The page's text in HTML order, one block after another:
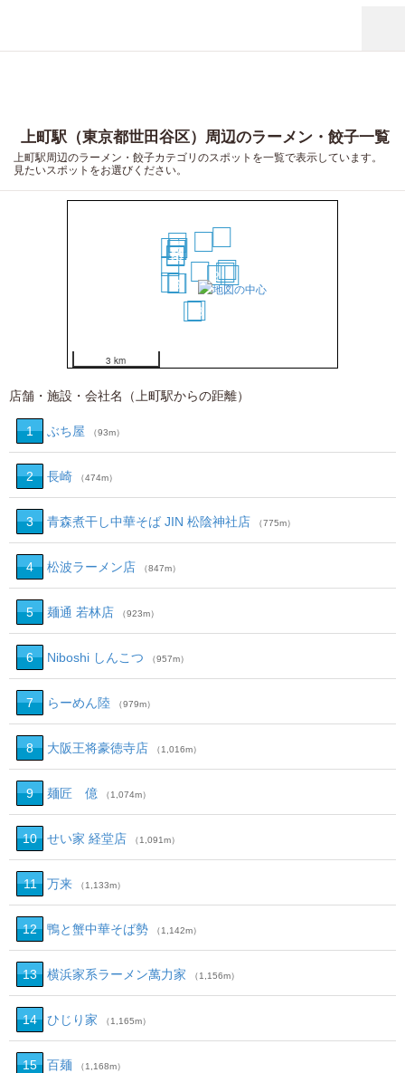
上町駅（東京都世田谷区）周辺のラーメン・餃子一覧
上町駅周辺のラーメン・餃子カテゴリのスポットを一覧で表示しています。
見たいスポットをお選びください。
2 45
67
9
10
11
12
13
14
16
18
19
3 km
店舗・施設・会社名（上町駅からの距離）
1 ぶち屋 （93m）
2 長崎 （474m）
3 青森煮干し中華そば JIN 松陰神社店 （775m）
4 松波ラーメン店 （847m）
5 麺通 若林店 （923m）
6 Niboshi しんこつ （957m）
7 らーめん陸 （979m）
8 大阪王将豪徳寺店 （1,016m）
9 麺匠 億 （1,074m）
10 せい家 経堂店 （1,091m）
11 万来 （1,133m）
12 鴨と蟹中華そば勢 （1,142m）
13 横浜家系ラーメン萬力家 （1,156m）
14 ひじり家 （1,165m）
15 百麺 （1,168m）